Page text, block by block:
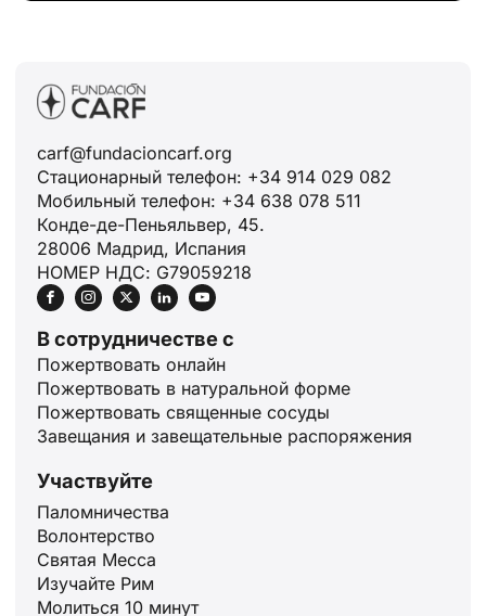
carf@fundacioncarf.org
Стационарный телефон: +34 914 029 082
Мобильный телефон: +34 638 078 511
Конде-де-Пеньяльвер, 45.
28006 Мадрид, Испания
НОМЕР НДС: G79059218
В сотрудничестве с
Пожертвовать онлайн
Пожертвовать в натуральной форме
Пожертвовать священные сосуды
Завещания и завещательные распоряжения
Участвуйте
Паломничества
Волонтерство
Святая Месса
Изучайте Рим
Молиться 10 минут